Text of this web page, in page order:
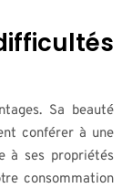
Sa beauté
conférer à une
à ses propriétés
consommation